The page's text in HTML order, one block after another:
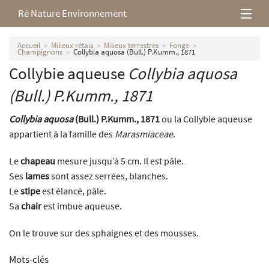
Ré Nature Environnement
L’association
Milieux rétais
Nos parutions
Accueil Milieux rétais Milieux terrestres Fonge
Champignons Collybia aquosa (Bull.) P.Kumm., 1871
Collybie aqueuse Collybia aquosa
(Bull.) P.Kumm., 1871
Collybia aquosa(Bull.) P.Kumm., 1871ou la Collybie aqueuse
appartient à la famille des Marasmiaceae.
Lechapeau mesure jusqu’à 5 cm. Il est pâle.
Ses lamessont assez serrées, blanches.
Lestipeest élancé, pâle.
Sa chairest imbue aqueuse.
On le trouve sur des sphaignes et des mousses.
Mots-clés